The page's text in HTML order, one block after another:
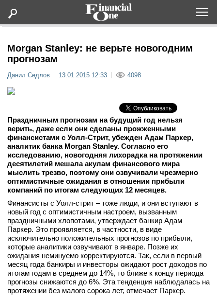
Статьи
Lifestyle
Мероприятия
Новости
Интервью
вконтакте
телеграм
Стать автором
Вход
Morgan Stanley: не верьте новогодним
прогнозам
Данил Седлов 13.01.2015 12:33 4098
Праздничным прогнозам на будущий год нельзя
верить, даже если они сделаны прожженными
финансистами с Уолл-Стрит, убежден Адам Паркер,
аналитик банка Morgan Stanley. Согласно его
исследованию, новогодняя лихорадка на протяжении
десятилетий мешала акулам финансового мира
мыслить трезво, поэтому они озвучивали чрезмерно
оптимистичные ожидания в отношении прибыли
компаний по итогам следующих 12 месяцев.
Финансисты с Уолл-стрит – тоже люди, и они вступают в
новый год с оптимистичным настроем, вызванным
праздничными хлопотами, утверждает банкир Адам
Паркер. Это проявляется, в частности, в виде
исключительно положительных прогнозов по прибыли,
которые аналитики озвучивают в январе. Позже их
ожидания неминуемо корректируются. Так, если в первый
месяц года банкиры и инвесторы ожидают рост доходов по
итогам годам в среднем до 14%, то ближе к концу периода
прогнозы снижаются до 6%. Эта тенденция наблюдалась на
протяжении без малого сорока лет, отмечает Паркер.